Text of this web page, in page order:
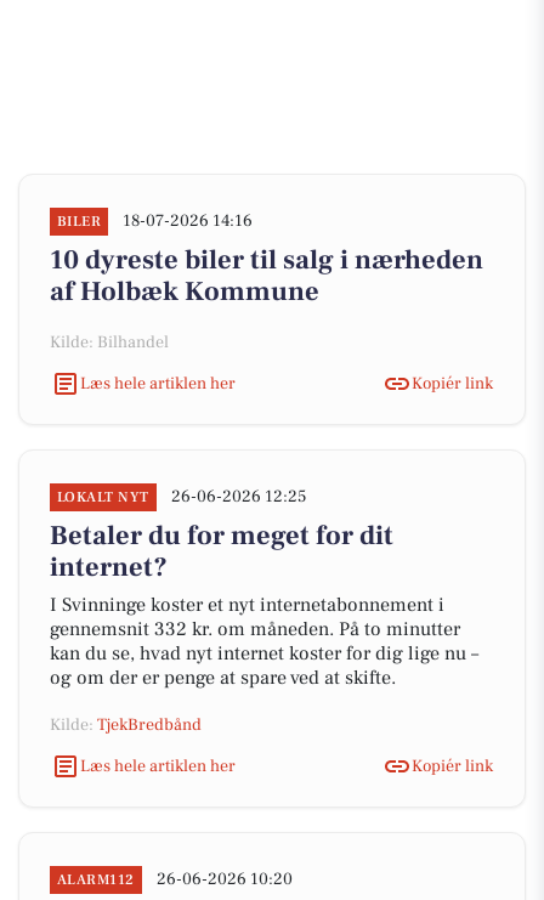
BILER 18-07-2026 14:16
10 dyreste biler til salg i nærheden
af Holbæk Kommune
Kilde: Bilhandel
Læs hele artiklen her
Kopiér link
LOKALT NYT 26-06-2026 12:25
Betaler du for meget for dit
internet?
I Svinninge koster et nyt internetabonnement i
gennemsnit 332 kr. om måneden. På to minutter
kan du se, hvad nyt internet koster for dig lige nu –
og om der er penge at spare ved at skifte.
Kilde: TjekBredbånd
Læs hele artiklen her
Kopiér link
ALARM112 26-06-2026 10:20